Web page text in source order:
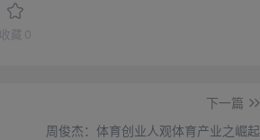
收藏 0
下一篇
周俊杰：体育创业人观体育产业之崛起